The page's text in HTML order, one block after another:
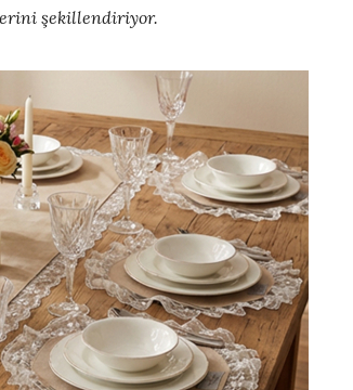
şekillendiriyor.